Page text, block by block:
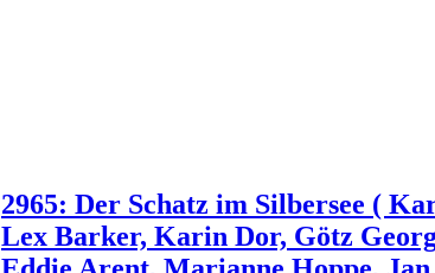
2965: Der Schatz im Silbersee (
Lex Barker, Karin Dor, Götz